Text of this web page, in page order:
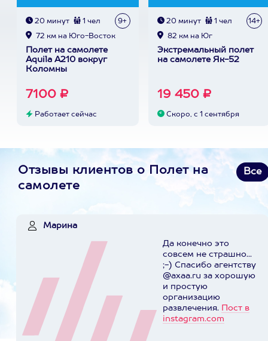
20 минут 1 чел 9+
72 км на Юго-Восток
Полет на самолете
Aquila A210 вокруг
Коломны
7100 ₽
Работает сейчас
20 минут 1 чел 14+
82 км на Юг
Экстремальный полет
на самолете Як-52
19 450 ₽
Скоро, с 1 сентября
Отзывы клиентов о Полет на
самолете
Все
Марина
Да конечно это
совсем не страшно...
;-) Спасибо агентству
@axaa.ru за хорошую
и простую
организацию
развлечения. Пост в
instagram.com